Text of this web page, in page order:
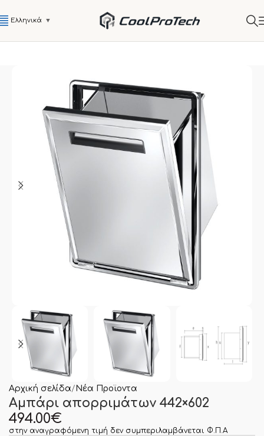
Ελληνικά ▼
Αρχική σελίδα Νέα Προϊοντα
Αμπάρι απορριμάτων 442×602
494.00€
στην αναγραφόμενη τιμή δεν συμπεριλαμβάνεται Φ.Π.Α